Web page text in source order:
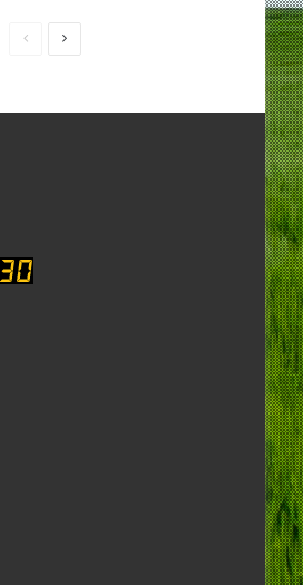
s
p